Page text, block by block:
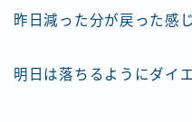
昨日減った分が戻った感じ
明日は落ちるようにダイ